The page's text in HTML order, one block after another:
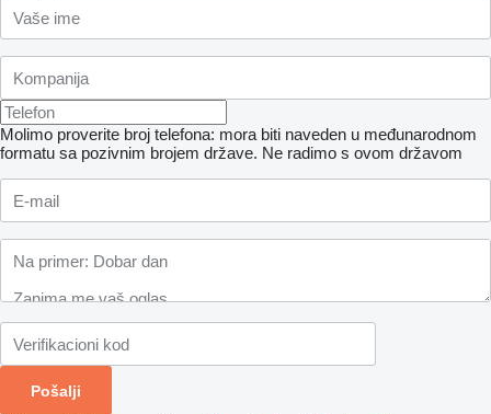
Molimo proverite broj telefona: mora biti naveden u međunarodnom
formatu sa pozivnim brojem države. Ne radimo s ovom državom